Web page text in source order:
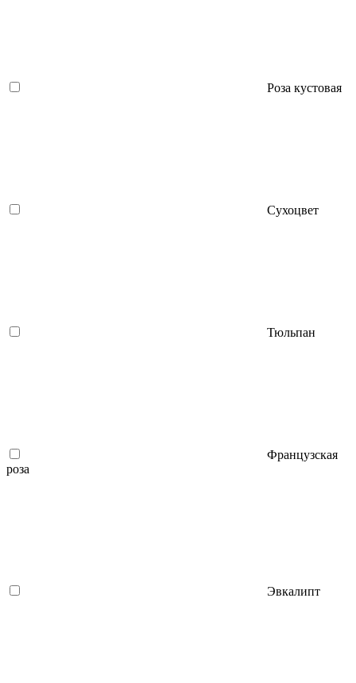
Роза кустовая
Сухоцвет
Тюльпан
Французская
роза
Эвкалипт